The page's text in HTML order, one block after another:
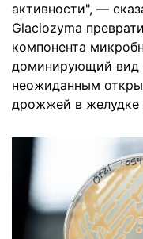
активности", —
Glaciozyma
компонента
доминирующий вид
неожиданным
дрожжей в желудке